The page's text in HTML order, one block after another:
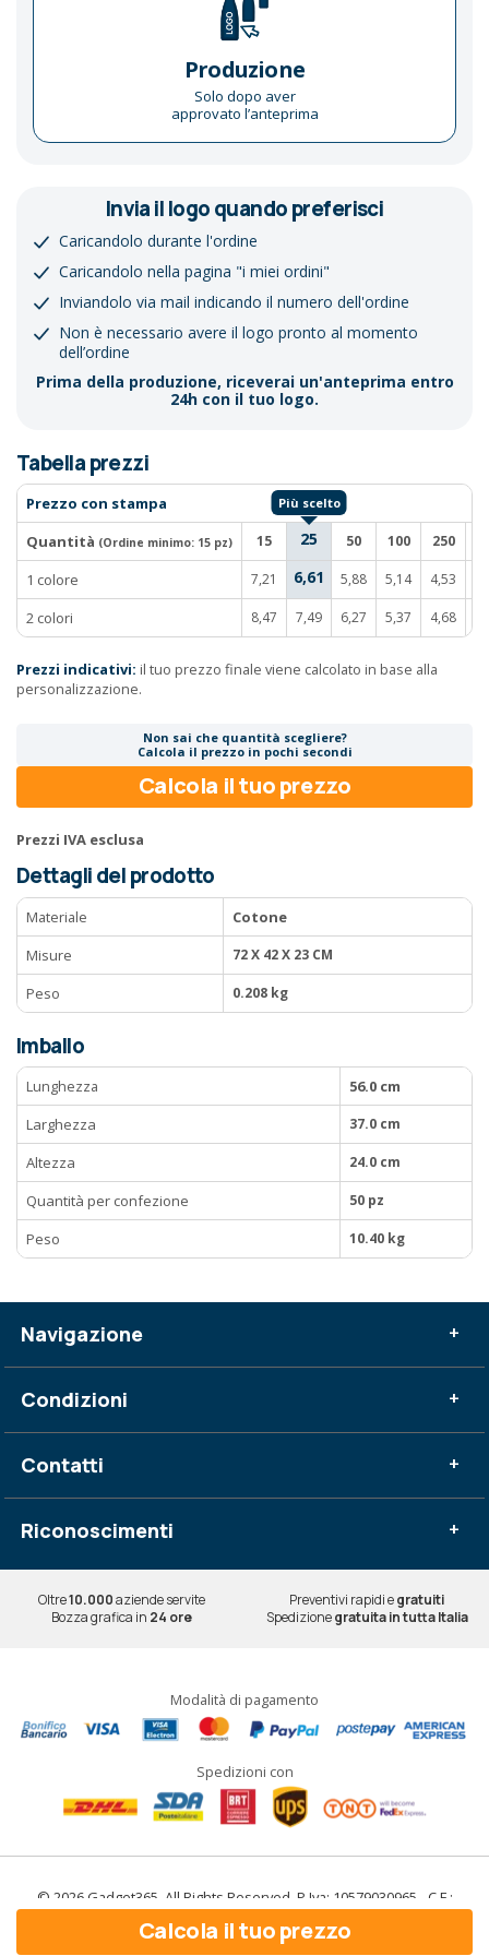
Produzione
Solo dopo aver
approvato l’anteprima
Invia il logo quando preferisci
Caricandolo durante l'ordine
Caricandolo nella pagina "i miei ordini"
Inviandolo via mail indicando il numero dell'ordine
Non è necessario avere il logo pronto al momento
dell’ordine
Prima della produzione, riceverai un'anteprima entro
24h con il tuo logo.
Tabella prezzi
Prezzo con stampa
Quantità (Ordine minimo: 15 pz) 15 25 50 100 250
1 colore 7,21 6,61 5,88 5,14 4,53
2 colori 8,47 7,49 6,27 5,37 4,68
Prezzi indicativi: il tuo prezzo finale viene calcolato in base alla
personalizzazione.
Non sai che quantità scegliere?
Calcola il prezzo in pochi secondi
Calcola il tuo prezzo
Prezzi IVA esclusa
Dettagli del prodotto
Materiale
Cotone
Misure
72 X 42 X 23 CM
Peso 0.208 kg
Imballo
Lunghezza
56.0 cm
Larghezza
37.0 cm
Altezza 24.0 cm
Quantità per confezione 50 pz
Peso 10.40 kg
Navigazione +
Condizioni +
Contatti +
Riconoscimenti +
Oltre10.000aziende servite Preventivi rapidi egratuiti
Bozza grafica in 24 ore Spedizionegratuita in tutta Italia
Modalità di pagamento
Spedizioni con
© 2026 Gadget365. All Rights Reserved. P.Iva: 10579030965 - C.F.:
10579030965
Calcola il tuo prezzo